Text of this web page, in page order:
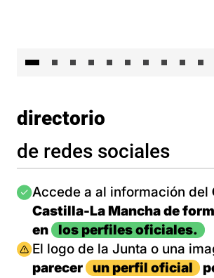
directorio
de redes sociales
Imagen
Accede a al información del
Castilla-La Mancha de
en
los perfiles oficiales.
Imagen
El logo de la Junta o una
parecer
un perfil oficial